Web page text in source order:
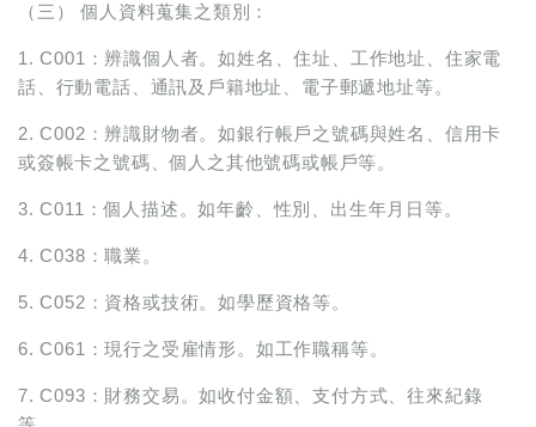
（三） 個人資料蒐集之類別：
1. C001：辨識個人者。如姓名、住址、工作地址、住家電
話、行動電話、通訊及戶籍地址、電子郵遞地址等。
2. C002：辨識財物者。如銀行帳戶之號碼與姓名、信用卡
或簽帳卡之號碼、個人之其他號碼或帳戶等。
3. C011：個人描述。如年齡、性別、出生年月日等。
4. C038：職業。
5. C052：資格或技術。如學歷資格等。
6. C061：現行之受雇情形。如工作職稱等。
7. C093：財務交易。如收付金額、支付方式、往來紀錄